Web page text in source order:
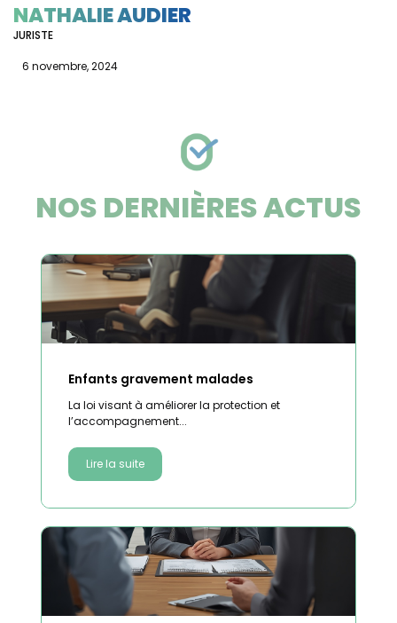
NATHALIE AUDIER
JURISTE
6 novembre, 2024
NOS DERNIÈRES ACTUS
Enfants gravement malades
La loi visant à améliorer la protection et
l’accompagnement...
Lire la suite